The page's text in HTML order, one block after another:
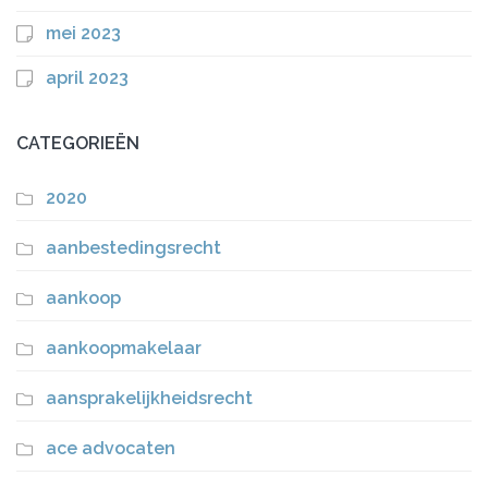
mei 2023
april 2023
CATEGORIEËN
2020
aanbestedingsrecht
aankoop
aankoopmakelaar
aansprakelijkheidsrecht
ace advocaten